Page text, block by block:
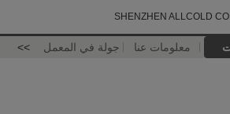
SHENZHEN ALLCOLD
معلومات عنا جولة في المعمل >>